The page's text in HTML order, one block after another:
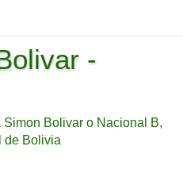
-
Bolivar o Nacional B,
de Bolivia